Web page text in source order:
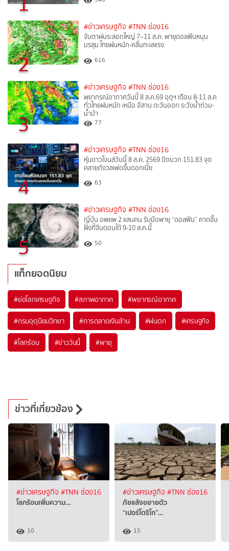
2
#ข่าวเศรษฐกิจ #TNN ช่อง16
จับตาฝนระลอกใหญ่ 7–11 ส.ค. พายุดอลฟินหนุน
มรสุม ไทยฝนหนัก-คลื่นทะเลแรง
616
3
#ข่าวเศรษฐกิจ #TNN ช่อง16
พยากรณ์อากาศวันนี้ 8 ส.ค.69 อุตุฯ เตือน 8-11 ส.ค
ทั่วไทยฝนหนัก เหนือ อีสาน ตะวันออก ระวังน้ำท่วม-
น้ำป่า
77
4
#ข่าวเศรษฐกิจ #TNN ช่อง16
หุ้นดาวโจนส์วันนี้ 8 ส.ค. 2569 ปิดบวก 151.83 จุด
คลายกังวลเฟดขึ้นดอกเบี้ย
63
5
#ข่าวเศรษฐกิจ #TNN ช่อง16
ญี่ปุ่น อพยพ 2 แสนคน รับมือพายุ “ดอลฟิน” คาดขึ้น
ฝั่งที่จีนตอนใต้ 9-10 ส.ค.นี้
50
แท็กยอดนิยม
#ย่อโลกเศรษฐกิจ #สภาพอากาศ #พยากรณ์อากาศ
#กรมอุตุนิยมวิทยา #การตลาดเงินล้าน #ฝนตก #เศรษฐกิจ
#โลกร้อน #ข่าววันนี้ #พายุ
ข่าวที่เกี่ยวข้อง
#ข่าวเศรษฐกิจ #TNN ช่อง16
โลกร้อนเพิ่มความ…
10
#ข่าวเศรษฐกิจ #TNN ช่อง16
ภัยแล้งขยายตัว
“เปอร์โตริโก”…
15